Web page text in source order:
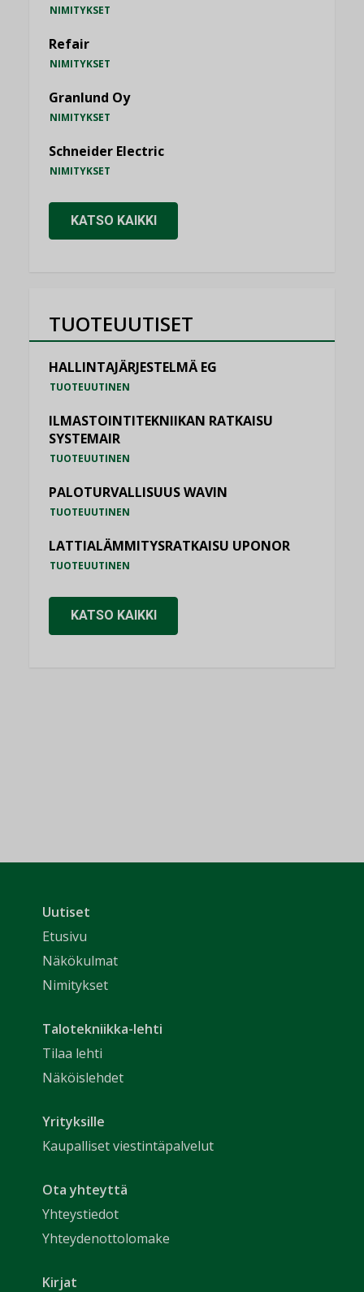
NIMITYKSET
Refair
NIMITYKSET
Granlund Oy
NIMITYKSET
Schneider Electric
NIMITYKSET
KATSO KAIKKI
TUOTEUUTISET
HALLINTAJÄRJESTELMÄ EG
TUOTEUUTINEN
ILMASTOINTITEKNIIKAN RATKAISU
SYSTEMAIR
TUOTEUUTINEN
PALOTURVALLISUUS WAVIN
TUOTEUUTINEN
LATTIALÄMMITYSRATKAISU UPONOR
TUOTEUUTINEN
KATSO KAIKKI
Uutiset
Etusivu
Näkökulmat
Nimitykset
Talotekniikka-lehti
Tilaa lehti
Näköislehdet
Yrityksille
Kaupalliset viestintäpalvelut
Ota yhteyttä
Yhteystiedot
Yhteydenottolomake
Kirjat